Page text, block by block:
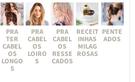
PRA
TER
CABEL
OS
LONGO
S
PRA
CABEL
OS
LOIRO
S
PRA
CABEL
OS
RESSE
CADOS
RECEIT
INHAS
MILAG
ROSAS
PENTE
ADOS